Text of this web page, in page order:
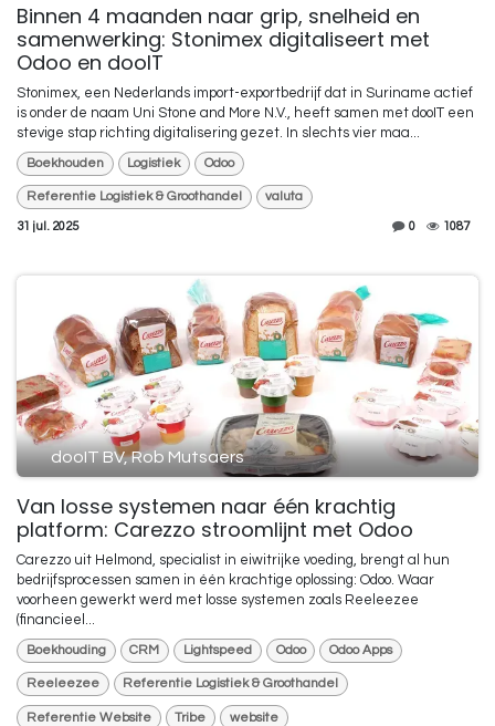
Binnen 4 maanden naar grip, snelheid en
samenwerking: Stonimex digitaliseert met
Odoo en dooIT
Stonimex, een Nederlands import-exportbedrijf dat in Suriname actief
is onder de naam Uni Stone and More N.V., heeft samen met dooIT een
stevige stap richting digitalisering gezet. In slechts vier maa...
Boekhouden Logistiek Odoo
Referentie Logistiek & Groothandel valuta
31 jul. 2025 0 1087
dooIT BV, Rob Mutsaers
Van losse systemen naar één krachtig
platform: Carezzo stroomlijnt met Odoo
Carezzo uit Helmond, specialist in eiwitrijke voeding, brengt al hun
bedrijfsprocessen samen in één krachtige oplossing: Odoo. Waar
voorheen gewerkt werd met losse systemen zoals Reeleezee
(financieel...
Boekhouding CRM Lightspeed Odoo Odoo Apps
Reeleezee Referentie Logistiek & Groothandel
Referentie Website Tribe website